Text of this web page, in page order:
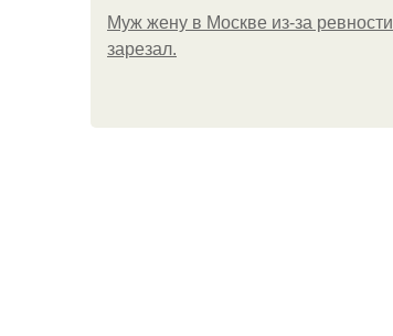
Mуж жену в Москве из-за ревности
зарезал.